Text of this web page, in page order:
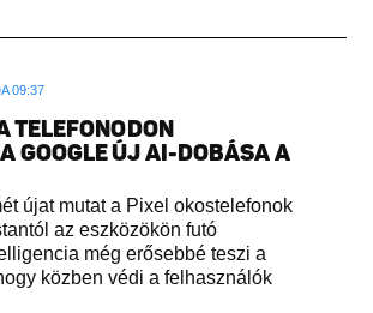
09:37
TELEFONODON
GOOGLE ÚJ AI-DOBÁSA A
újat mutat a Pixel okostelefonok
az eszközökön futó
még erősebbé teszi a
közben védi a felhasználók